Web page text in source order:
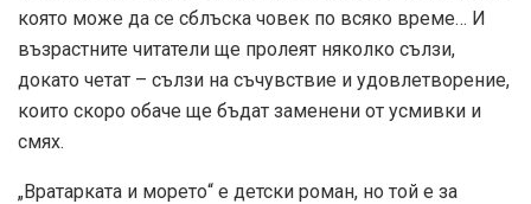
която може да се сблъска човек по всяко време… И
възрастните читатели ще пролеят няколко сълзи,
докато четат – сълзи на съчувствие и удовлетворение,
които скоро обаче ще бъдат заменени от усмивки и
смях.
„Вратарката и морето“ е детски роман, но той е за